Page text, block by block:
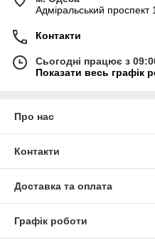
Адміральський
Контакти
Сьогодні працює з
Показати весь графік
Про нас
Контакти
Доставка та оплата
Графік роботи